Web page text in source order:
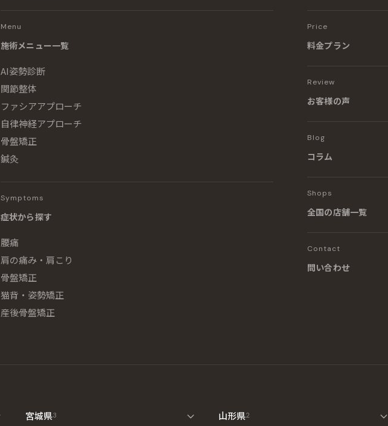
Menu
施術メニュー一覧
AI姿勢診断
関節整体
ファシアアプローチ
自律神経アプローチ
骨盤矯正
鍼灸
Symptoms
症状から探す
腰痛
肩の痛み・肩こり
骨盤矯正
猫背・姿勢矯正
産後骨盤矯正
Price
料金プラン
Review
お客様の声
Blog
コラム
Shops
全国の店舗一覧
Contact
問い合わせ
宮城県3 山形県2